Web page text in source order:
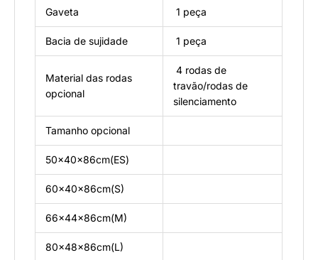
Gaveta 1 peça
Bacia de sujidade 1 peça
Material das rodas
opcional
4 rodas de
travão/rodas de
silenciamento
Tamanho opcional
50×40×86cm(ES)
60×40×86cm(S)
66×44×86cm(M)
80×48×86cm(L)